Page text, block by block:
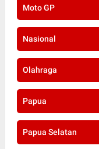
Moto GP
Nasional
Olahraga
Papua
Papua Selatan